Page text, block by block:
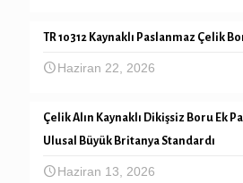
TR 10312 Kaynaklı Paslanmaz Çelik
Haziran 22, 2026
Çelik Alın Kaynaklı Dikişsiz Boru Ek
Ulusal Büyük Britanya Standardı
Haziran 13, 2026